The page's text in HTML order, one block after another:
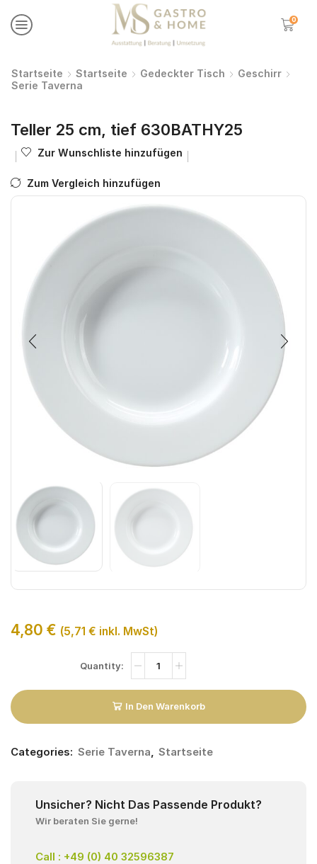
0
Startseite Startseite Gedeckter Tisch
Geschirr
Serie Taverna
Teller 25 cm, tief 630BATHY25
Zur Wunschliste hinzufügen
Zum Vergleich hinzufügen
4,80 € (5,71 € inkl. MwSt)
In Den Warenkorb
Categories: Serie Taverna, Startseite
Unsicher? Nicht Das Passende Produkt?
Wir beraten Sie gerne!
Call : +49 (0) 40 32596387